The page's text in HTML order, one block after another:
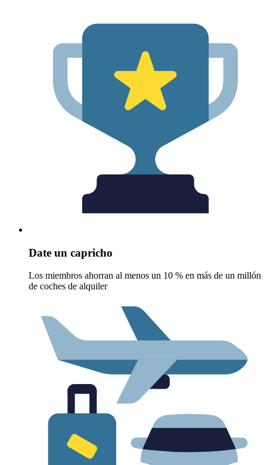
Date un capricho
Los miembros ahorran al menos un 10 % en más de un millón
de coches de alquiler